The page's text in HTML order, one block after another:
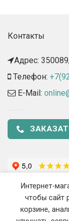
Контакты
Адрес:
Телефон:
E-Mail:
Интернет-
чтобы сайт
корзине,